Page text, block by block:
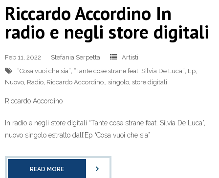
Riccardo Accordino In
radio e negli store digitali
Feb 11, 2022 Stefania Serpetta
Artisti
“Cosa vuoi che sia” “Tante cose strane feat. Silvia De Luca” Ep
Nuovo Radio Riccardo Accordino. singolo store digitali
Riccardo Accordino
In radio e negli store digitali “Tante cose strane feat. Silvia De Luca”,
nuovo singolo estratto dall’Ep “Cosa vuoi che sia”
READ MORE